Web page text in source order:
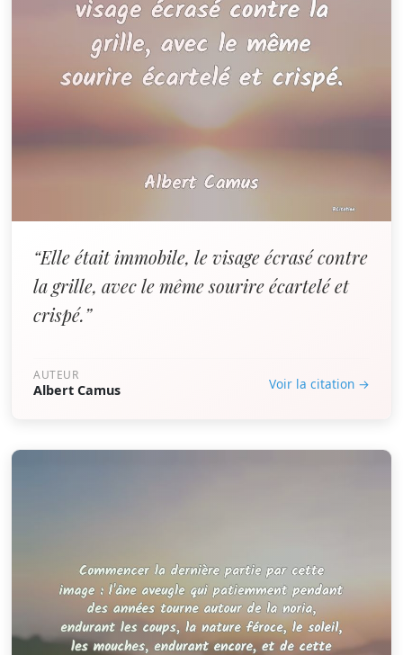
“Elle était immobile, le visage écrasé contre
la grille, avec le même sourire écartelé et
crispé.”
AUTEUR
Albert Camus Voir la citation →